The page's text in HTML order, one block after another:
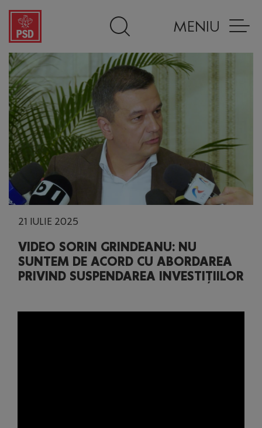
MENIU
21 IULIE 2025
VIDEO SORIN GRINDEANU: NU
SUNTEM DE ACORD CU ABORDAREA
PRIVIND SUSPENDAREA INVESTIȚIILOR